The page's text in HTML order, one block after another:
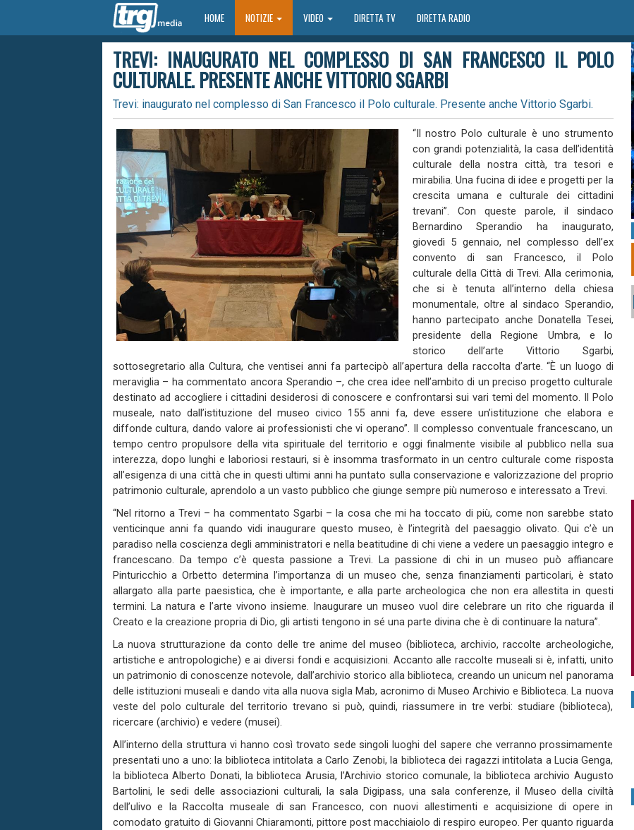
HOMEHOME NOTIZIE VIDEO DIRETTA TV DIRETTA RADIO
TREVI: INAUGURATO NEL COMPLESSO DI SAN FRANCESCO IL POLO
CULTURALE. PRESENTE ANCHE VITTORIO SGARBI
Trevi: inaugurato nel complesso di San Francesco il Polo culturale. Presente anche Vittorio Sgarbi.
“Il nostro Polo culturale è uno strumento
con grandi potenzialità, la casa dell’identità
culturale della nostra città, tra tesori e
mirabilia. Una fucina di idee e progetti per la
crescita umana e culturale dei cittadini
trevani”. Con queste parole, il sindaco
Bernardino Sperandio ha inaugurato,
giovedì 5 gennaio, nel complesso dell’ex
convento di san Francesco, il Polo
culturale della Città di Trevi. Alla cerimonia,
che si è tenuta all’interno della chiesa
monumentale, oltre al sindaco Sperandio,
hanno partecipato anche Donatella Tesei,
presidente della Regione Umbra, e lo
storico dell’arte Vittorio Sgarbi,
sottosegretario alla Cultura, che ventisei anni fa partecipò all’apertura della raccolta d’arte. “È un luogo di
meraviglia – ha commentato ancora Sperandio –, che crea idee nell’ambito di un preciso progetto culturale
destinato ad accogliere i cittadini desiderosi di conoscere e confrontarsi sui vari temi del momento. Il Polo
museale, nato dall’istituzione del museo civico 155 anni fa, deve essere un’istituzione che elabora e
diffonde cultura, dando valore ai professionisti che vi operano”. Il complesso conventuale francescano, un
tempo centro propulsore della vita spirituale del territorio e oggi finalmente visibile al pubblico nella sua
interezza, dopo lunghi e laboriosi restauri, si è insomma trasformato in un centro culturale come risposta
all’esigenza di una città che in questi ultimi anni ha puntato sulla conservazione e valorizzazione del proprio
patrimonio culturale, aprendolo a un vasto pubblico che giunge sempre più numeroso e interessato a Trevi.
“Nel ritorno a Trevi – ha commentato Sgarbi – la cosa che mi ha toccato di più, come non sarebbe stato
venticinque anni fa quando vidi inaugurare questo museo, è l’integrità del paesaggio olivato. Qui c’è un
paradiso nella coscienza degli amministratori e nella beatitudine di chi viene a vedere un paesaggio integro e
francescano. Da tempo c’è questa passione a Trevi. La passione di chi in un museo può affiancare
Pinturicchio a Orbetto determina l’importanza di un museo che, senza finanziamenti particolari, è stato
allargato alla parte paesistica, che è importante, e alla parte archeologica che non era allestita in questi
termini. La natura e l’arte vivono insieme. Inaugurare un museo vuol dire celebrare un rito che riguarda il
Creato e la creazione propria di Dio, gli artisti tengono in sé una parte divina che è di continuare la natura”.
La nuova strutturazione da conto delle tre anime del museo (biblioteca, archivio, raccolte archeologiche,
artistiche e antropologiche) e ai diversi fondi e acquisizioni. Accanto alle raccolte museali si è, infatti, unito
un patrimonio di conoscenze notevole, dall’archivio storico alla biblioteca, creando un unicum nel panorama
delle istituzioni museali e dando vita alla nuova sigla Mab, acronimo di Museo Archivio e Biblioteca. La nuova
veste del polo culturale del territorio trevano si può, quindi, riassumere in tre verbi: studiare (biblioteca),
ricercare (archivio) e vedere (musei).
All’interno della struttura vi hanno così trovato sede singoli luoghi del sapere che verranno prossimamente
presentati uno a uno: la biblioteca intitolata a Carlo Zenobi, la biblioteca dei ragazzi intitolata a Lucia Genga,
la biblioteca Alberto Donati, la biblioteca Arusia, l’Archivio storico comunale, la biblioteca archivio Augusto
Bartolini, le sedi delle associazioni culturali, la sala Digipass, una sala conferenze, il Museo della civiltà
dell’ulivo e la Raccolta museale di san Francesco, con nuovi allestimenti e acquisizione di opere in
comodato gratuito di Giovanni Chiaramonti, pittore post macchiaiolo di respiro europeo. Per quanto riguarda